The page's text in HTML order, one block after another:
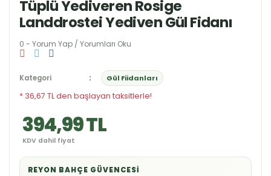
Tüplü Yediveren Rosige
Landdrostei Yediven Gül Fidanı
0 - Yorum Yap / Yorumları Oku
Kategori Gül Fiidanları
* 36,67 TL den başlayan taksitlerle!
394,99 TL
KDV dahil fiyat
REYON BAHÇE GÜVENCESI